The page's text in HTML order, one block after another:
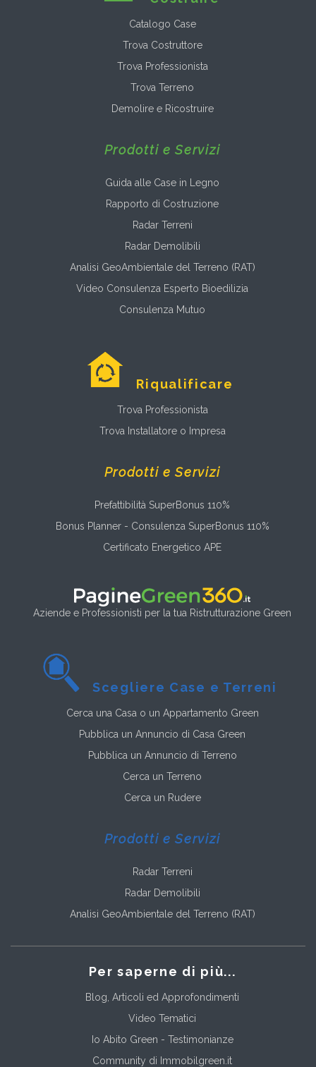
Catalogo Case
Trova Costruttore
Trova Professionista
Trova Terreno
Demolire e Ricostruire
Prodotti e Servizi
Guida alle Case in Legno
Rapporto di Costruzione
Radar Terreni
Radar Demolibili
Analisi GeoAmbientale del Terreno (RAT)
Video Consulenza Esperto Bioedilizia
Consulenza Mutuo
Riqualificare
Trova Professionista
Trova Installatore o Impresa
Prodotti e Servizi
Prefattibilità SuperBonus 110%
Bonus Planner - Consulenza SuperBonus 110%
Certificato Energetico APE
Aziende e Professionisti per la tua Ristrutturazione Green
Scegliere Case e Terreni
Cerca una Casa o un Appartamento Green
Pubblica un Annuncio di Casa Green
Pubblica un Annuncio di Terreno
Cerca un Terreno
Cerca un Rudere
Prodotti e Servizi
Radar Terreni
Radar Demolibili
Analisi GeoAmbientale del Terreno (RAT)
Per saperne di più...
Blog, Articoli ed Approfondimenti
Video Tematici
Io Abito Green - Testimonianze
Community di Immobilgreen.it